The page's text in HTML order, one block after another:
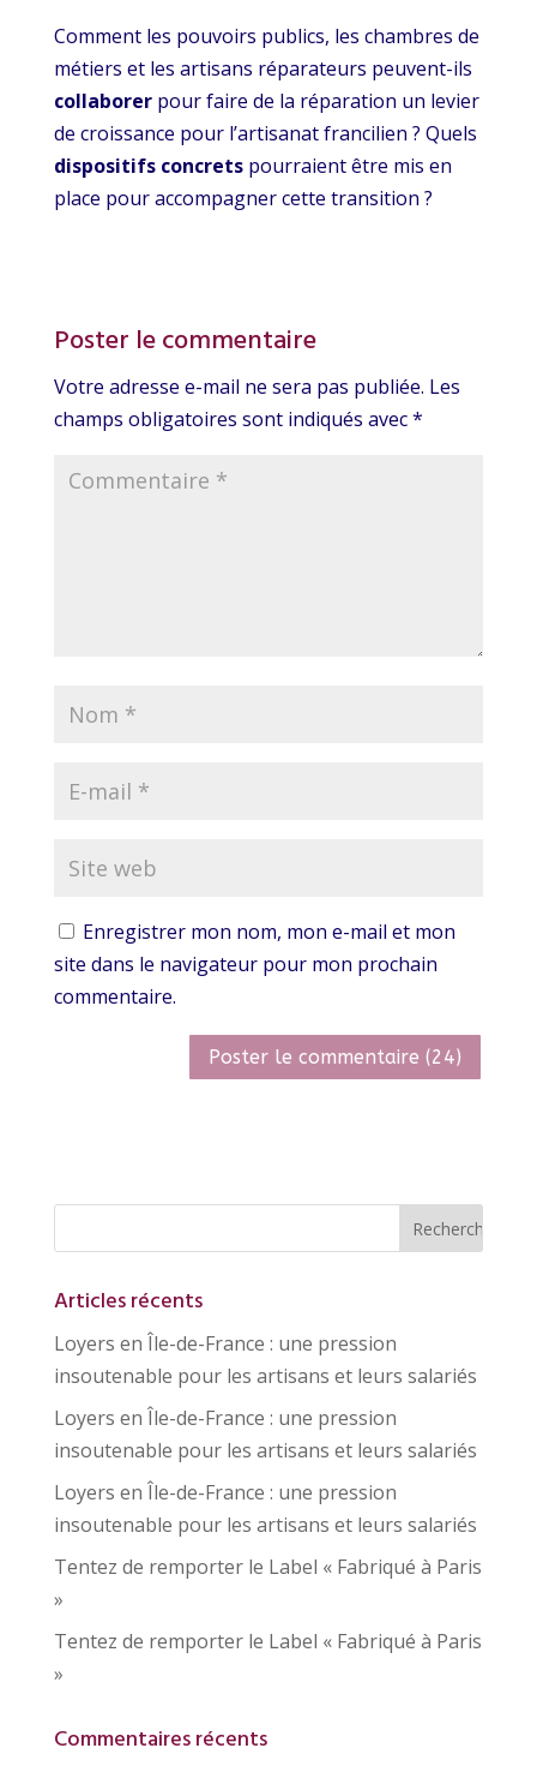
Comment les pouvoirs publics, les chambres de
métiers et les artisans réparateurs peuvent-ils
collaborerpour faire de la réparation un levier
de croissance pour l’artisanat francilien ? Quels
dispositifs concretspourraient être mis en
place pour accompagner cette transition ?
Poster le commentaire
Votre adresse e-mail ne sera pas publiée. Les
champs obligatoires sont indiqués avec*
Enregistrer mon nom, mon e-mail et mon
site dans le navigateur pour mon prochain
commentaire.
Articles récents
Loyers en Île-de-France : une pression
insoutenable pour les artisans et leurs salariés
Loyers en Île-de-France : une pression
insoutenable pour les artisans et leurs salariés
Loyers en Île-de-France : une pression
insoutenable pour les artisans et leurs salariés
Tentez de remporter le Label « Fabriqué à Paris
»
Tentez de remporter le Label « Fabriqué à Paris
»
Commentaires récents